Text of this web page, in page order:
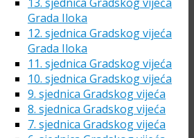
Grada Iloka
12. sjednica Gradskog vijeća
Grada Iloka
11. sjednica Gradskog vijeća
10. sjednica Gradskog vijeća
9. sjednica Gradskog vijeća
8. sjednica Gradskog vijeća
7. sjednica Gradskog vijeća